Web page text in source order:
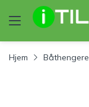
Hjem Båthengere